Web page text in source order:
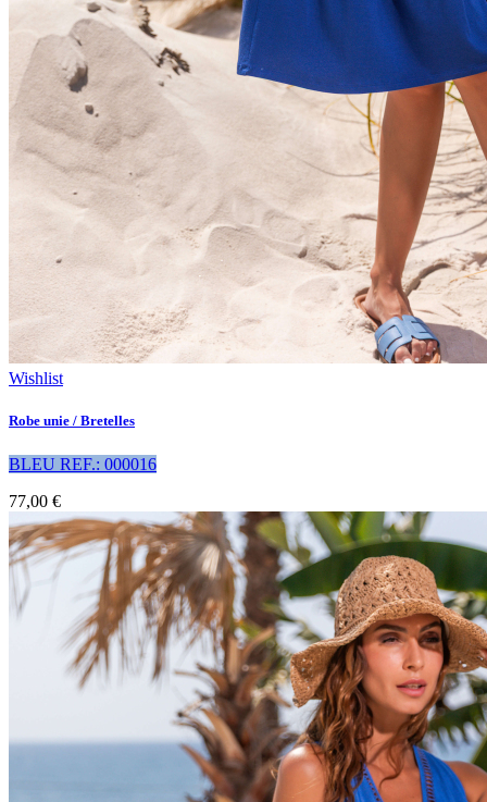
Wishlist
Robe unie / Bretelles
BLEU REF.: 000016
77,00 €